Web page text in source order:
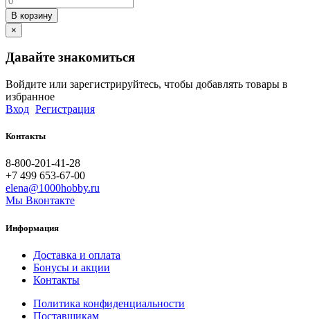
В корзину
×
Давайте знакомиться
Войдите или зарегистрируйтесь, чтобы добавлять товары в
избранное
Вход Регистрация
Контакты
8-800-201-41-28
+7 499 653-67-00
elena@1000hobby.ru
Мы Вконтакте
Информация
Доставка и оплата
Бонусы и акции
Контакты
Политика конфиденциальности
Поставщикам